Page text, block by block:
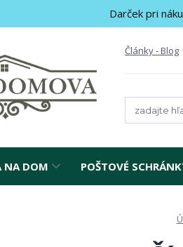
Darček pri
Články - Blog
NA DOM POŠTOVÉ